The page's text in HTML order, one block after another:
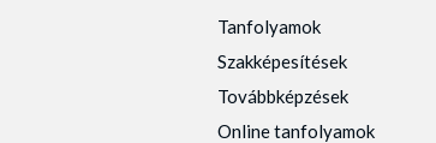
Tanfolyamok
Szakképesítések
Továbbképzések
Online tanfolyamok